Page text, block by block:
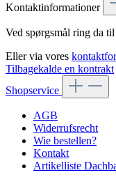
Kontaktinformationer
Ved spørgsmål ring da til
Eller via vores
Tilbagekalde en kontrakt
Shopservice
AGB
Widerrufsrecht
Wie bestellen?
Kontakt
Artikelliste